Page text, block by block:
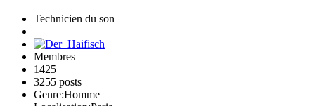
Technicien du son
Membres
1425
3255 posts
Genre:Homme